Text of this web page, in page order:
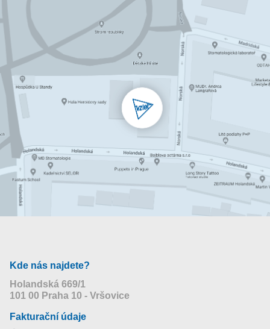
Kde nás najdete?
Holandská 669/1
101 00 Praha 10 - Vršovice
Fakturační údaje